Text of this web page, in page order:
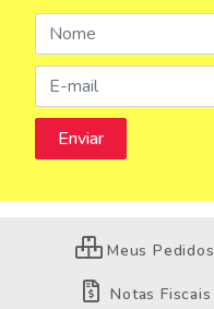
Meus Pedidos
Notas Fiscais